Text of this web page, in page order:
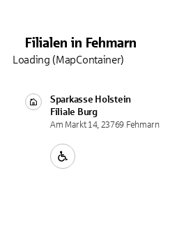
Filialen in Fehmarn
Sparkasse Holstein
Filiale Burg
Am Markt 14, 23769 Fehmarn
Loading (MapContainer)